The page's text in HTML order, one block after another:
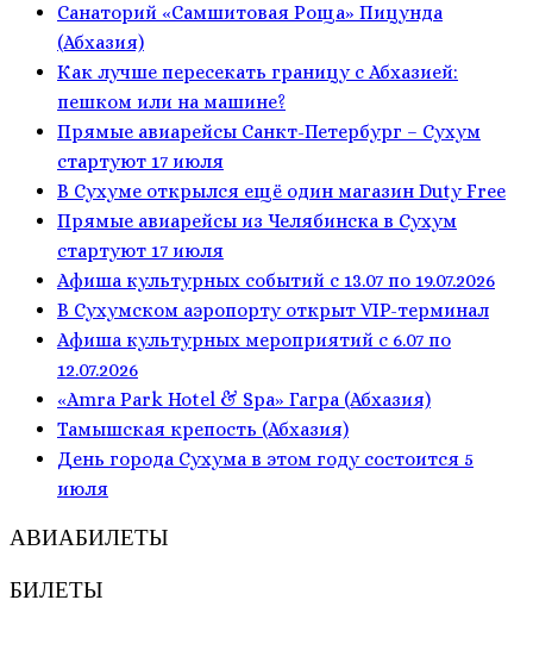
Санаторий «Самшитовая Роща» Пицунда
(Абхазия)
Как лучше пересекать границу с Абхазией:
пешком или на машине?
Прямые авиарейсы Санкт-Петербург – Сухум
стартуют 17 июля
В Сухуме открылся ещё один магазин Duty Free
Прямые авиарейсы из Челябинска в Сухум
стартуют 17 июля
Афиша культурных событий с 13.07 по 19.07.2026
В Сухумском аэропорту открыт VIP-терминал
Афиша культурных мероприятий с 6.07 по
12.07.2026
«Amra Park Hotel & Spa» Гагра (Абхазия)
Тамышская крепость (Абхазия)
День города Сухума в этом году состоится 5
июля
АВИАБИЛЕТЫ
БИЛЕТЫ